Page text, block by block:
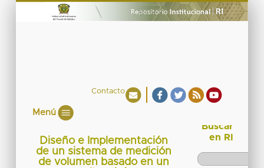
Contacto
Menú
Diseño e Implementación
de un sistema de medición
de volumen basado en un
Buscar
en RI